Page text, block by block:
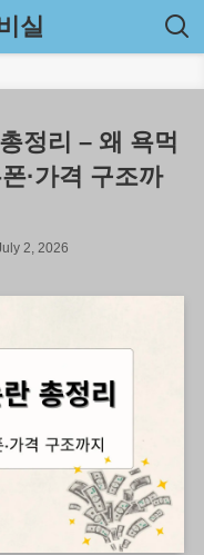
실
정리 – 왜 욕먹
·가격 구조까
2, 2026